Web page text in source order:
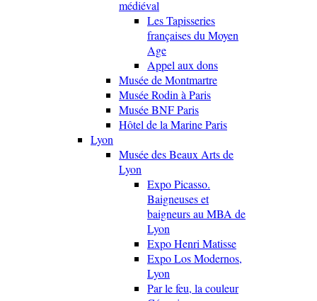
médiéval
Les Tapisseries
françaises du Moyen
Age
Appel aux dons
Musée de Montmartre
Musée Rodin à Paris
Musée BNF Paris
Hôtel de la Marine Paris
Lyon
Musée des Beaux Arts de
Lyon
Expo Picasso.
Baigneuses et
baigneurs au MBA de
Lyon
Expo Henri Matisse
Expo Los Modernos,
Lyon
Par le feu, la couleur